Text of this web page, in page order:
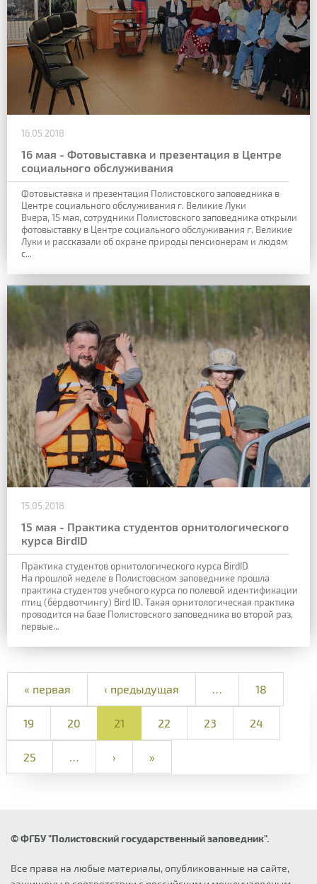
16.05.2018
16 мая - Фотовыставка и презентация в Центре
социального обслуживания
Фотовыставка и презентация Полистовского заповедника в
Центре социального обслуживания г. Великие Луки
Вчера, 15 мая, сотрудники Полистовского заповедника открыли
фотовыставку в Центре социального обслуживания г. Великие
Луки и рассказали об охране природы пенсионерам и людям
с...
15.05.2018
15 мая - Практика студентов орнитологического
курса BirdID
Практика студентов орнитологического курса BirdID
На прошлой неделе в Полистовском заповеднике прошла
практика студентов учебного курса по полевой идентификации
птиц (бёрдвотчингу) Bird ID. Такая орнитологическая практика
проводится на базе Полистовского заповедника во второй раз,
первые...
« первая ‹ предыдущая 18
19 20 21 22 23 24
25 › »
© ФГБУ "Полистовский государственный заповедник".
Все права на любые материалы, опубликованные на сайте,